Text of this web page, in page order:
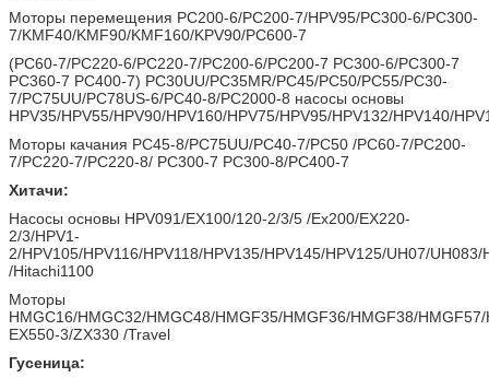
Моторы перемещения PC200-6/PC200-7/HPV95/PC300-6/PC300-
7/KMF40/KMF90/KMF160/KPV90/PC600-7
(PC60-7/PC220-6/PC220-7/PC200-6/PC200-7 PC300-6/PC300-7
PC360-7 PC400-7) PC30UU/PC35MR/PC45/PC50/PC55/PC30-
7/PC75UU/PC78US-6/PC40-8/PC2000-8 насосы основы
HPV35/HPV55/HPV90/HPV160/HPV75/HPV95/HPV132/HPV140/
Моторы качания PC45-8/PC75UU/PC40-7/PC50 /PC60-7/PC200-
7/PC220-7/PC220-8/ PC300-7 PC300-8/PC400-7
Хитачи:
Насосы основы HPV091/EX100/120-2/3/5 /Ex200/EX220-
2/3/HPV1-
2/HPV105/HPV116/HPV118/HPV135/HPV145/HPV125/UH07/UH083/
/Hitachi1100
Моторы
HMGC16/HMGC32/HMGC48/HMGF35/HMGF36/HMGF38/HMGF57/
EX550-3/ZX330 /Travel
Гусеница: